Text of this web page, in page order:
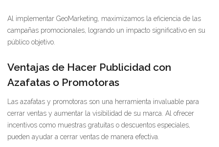
Al implementar GeoMarketing, maximizamos la eficiencia de las
campañas promocionales, logrando un impacto significativo en su
público objetivo.
Ventajas de Hacer Publicidad con
Azafatas o Promotoras
Las azafatas y promotoras son una herramienta invaluable para
cerrar ventas y aumentar la visibilidad de su marca. Al ofrecer
incentivos como muestras gratuitas o descuentos especiales,
pueden ayudar a cerrar ventas de manera efectiva.